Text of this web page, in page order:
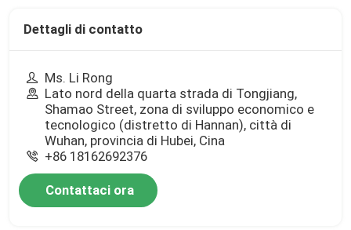
Dettagli di contatto
Ms. Li Rong
Lato nord della quarta strada di Tongjiang,
Shamao Street, zona di sviluppo economico e
tecnologico (distretto di Hannan), città di
Wuhan, provincia di Hubei, Cina
+86 18162692376
Contattaci ora